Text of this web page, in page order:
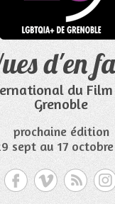
d'en
du Film
Grenoble
prochaine édition
sept au 17